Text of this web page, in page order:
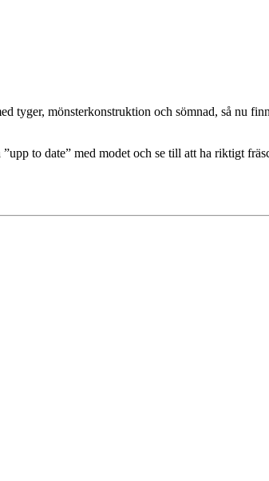
tyger, mönsterkonstruktion och sömnad, så nu
to date” med modet och se till att ha riktigt